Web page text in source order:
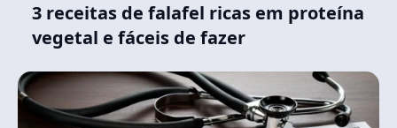
3 receitas de falafel ricas em proteína
vegetal e fáceis de fazer